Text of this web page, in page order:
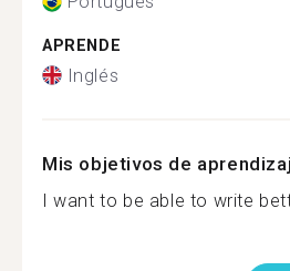
APRENDE
Inglés
Mis objetivos de
I want to be able to write